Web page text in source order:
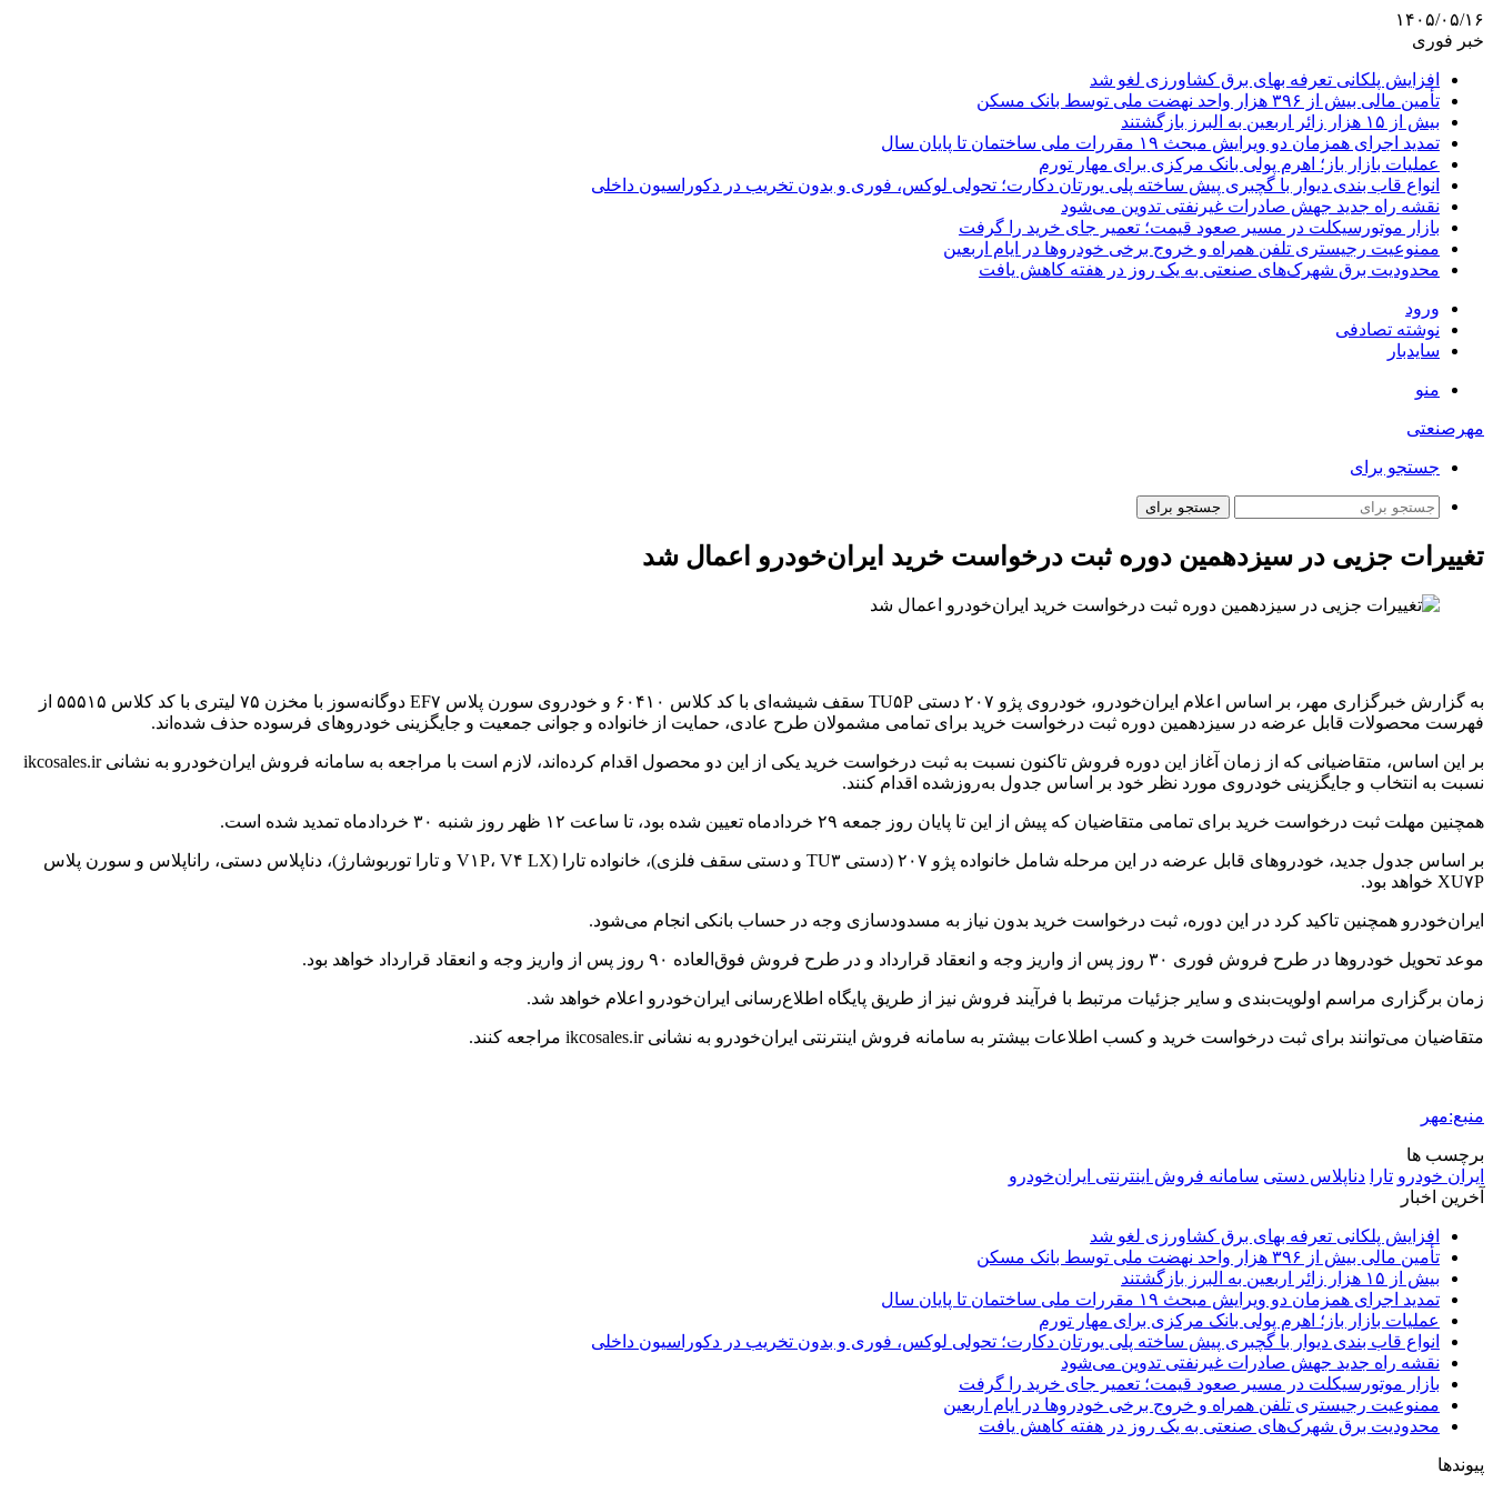
۱۴۰۵/۰۵/۱۶
خبر فوری
افزایش پلکانی تعرفه بهای برق کشاورزی لغو شد
تأمین مالی بیش از ۳۹۶ هزار واحد نهضت ملی توسط بانک مسکن
بیش از ۱۵ هزار زائر اربعین به البرز بازگشتند
تمدید اجرای همزمان دو ویرایش مبحث ۱۹ مقررات ملی ساختمان تا پایان سال
عملیات بازار باز؛ اهرم پولی بانک مرکزی برای مهار تورم
انواع قاب بندی دیوار با گچبری پیش ساخته پلی یورتان دکارت؛ تحولی لوکس، فوری و بدون تخریب در دکوراسیون داخلی
نقشه راه جدید جهش صادرات غیرنفتی تدوین می‌شود
بازار موتورسیکلت در مسیر صعود قیمت؛ تعمیر جای خرید را گرفت
ممنوعیت رجیستری تلفن همراه و خروج برخی خودروها در ایام اربعین
محدودیت برق شهرک‌های صنعتی به یک روز در هفته کاهش یافت
ورود
نوشته تصادفی
سایدبار
منو
مهرصنعتی
جستجو برای
جستجو برای
تغییرات جزیی در سیزدهمین دوره ثبت درخواست خرید ایران‌خودرو اعمال شد
به گزارش خبرگزاری مهر، بر اساس اعلام ایران‌خودرو، خودروی پژو ۲۰۷ دستی TU۵P سقف شیشه‌ای با کد کلاس ۶۰۴۱۰ و خودروی سورن پلاس EF۷ دوگانه‌سوز با مخزن ۷۵ لیتری با کد کلاس ۵۵۵۱۵ از
فهرست محصولات قابل عرضه در سیزدهمین دوره ثبت درخواست خرید برای تمامی مشمولان طرح عادی، حمایت از خانواده و جوانی جمعیت و جایگزینی خودروهای فرسوده حذف شده‌اند.
بر این اساس، متقاضیانی که از زمان آغاز این دوره فروش تاکنون نسبت به ثبت درخواست خرید یکی از این دو محصول اقدام کرده‌اند، لازم است با مراجعه به سامانه فروش ایران‌خودرو به نشانی ikcosales.ir
نسبت به انتخاب و جایگزینی خودروی مورد نظر خود بر اساس جدول به‌روزشده اقدام کنند.
همچنین مهلت ثبت درخواست خرید برای تمامی متقاضیان که پیش از این تا پایان روز جمعه ۲۹ خردادماه تعیین شده بود، تا ساعت ۱۲ ظهر روز شنبه ۳۰ خردادماه تمدید شده است.
بر اساس جدول جدید، خودروهای قابل عرضه در این مرحله شامل خانواده پژو ۲۰۷ (دستی TU۳ و دستی سقف فلزی)، خانواده تارا (V۱P، V۴ LX و تارا توربوشارژ)، دناپلاس دستی، راناپلاس و سورن پلاس
XU۷P خواهد بود.
ایران‌خودرو همچنین تاکید کرد در این دوره، ثبت درخواست خرید بدون نیاز به مسدودسازی وجه در حساب بانکی انجام می‌شود.
موعد تحویل خودروها در طرح فروش فوری ۳۰ روز پس از واریز وجه و انعقاد قرارداد و در طرح فروش فوق‌العاده ۹۰ روز پس از واریز وجه و انعقاد قرارداد خواهد بود.
زمان برگزاری مراسم اولویت‌بندی و سایر جزئیات مرتبط با فرآیند فروش نیز از طریق پایگاه اطلاع‌رسانی ایران‌خودرو اعلام خواهد شد.
متقاضیان می‌توانند برای ثبت درخواست خرید و کسب اطلاعات بیشتر به سامانه فروش اینترنتی ایران‌خودرو به نشانی ikcosales.ir مراجعه کنند.
منبع:مهر
برچسب ها
ایران خودرو تارا دناپلاس دستی سامانه فروش اینترنتی ایران‌خودرو
آخرین اخبار
افزایش پلکانی تعرفه بهای برق کشاورزی لغو شد
تأمین مالی بیش از ۳۹۶ هزار واحد نهضت ملی توسط بانک مسکن
بیش از ۱۵ هزار زائر اربعین به البرز بازگشتند
تمدید اجرای همزمان دو ویرایش مبحث ۱۹ مقررات ملی ساختمان تا پایان سال
عملیات بازار باز؛ اهرم پولی بانک مرکزی برای مهار تورم
انواع قاب بندی دیوار با گچبری پیش ساخته پلی یورتان دکارت؛ تحولی لوکس، فوری و بدون تخریب در دکوراسیون داخلی
نقشه راه جدید جهش صادرات غیرنفتی تدوین می‌شود
بازار موتورسیکلت در مسیر صعود قیمت؛ تعمیر جای خرید را گرفت
ممنوعیت رجیستری تلفن همراه و خروج برخی خودروها در ایام اربعین
محدودیت برق شهرک‌های صنعتی به یک روز در هفته کاهش یافت
پیوندها